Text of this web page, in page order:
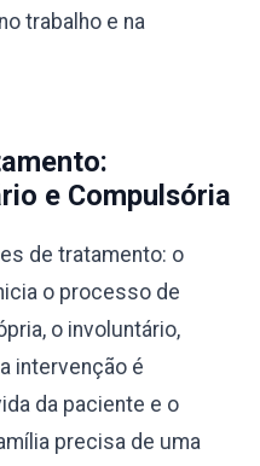
trabalho e na
e Compulsória
de tratamento: o
o processo de
o involuntário,
intervenção é
da paciente e o
precisa de uma